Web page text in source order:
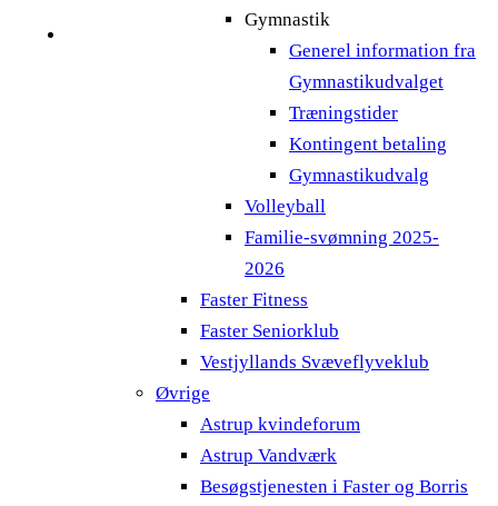
Gymnastik
Generel information fra
Gymnastikudvalget
Træningstider
Kontingent betaling
Gymnastikudvalg
Volleyball
Familie-svømning 2025-
2026
Faster Fitness
Faster Seniorklub
Vestjyllands Svæveflyveklub
Øvrige
Astrup kvindeforum
Astrup Vandværk
Besøgstjenesten i Faster og Borris